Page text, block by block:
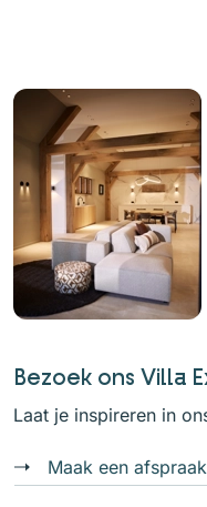
Bezoek ons Villa
Laat je inspireren in
Maak een afspraak